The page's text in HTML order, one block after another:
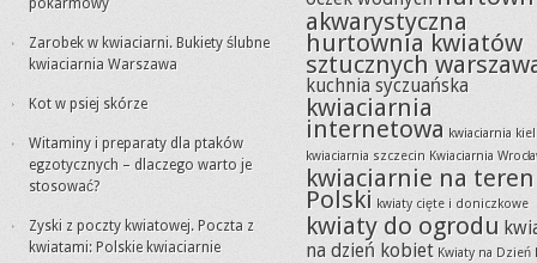
pokarmowy
Zarobek w kwiaciarni. Bukiety ślubne
kwiaciarnia Warszawa
Kot w psiej skórze
Witaminy i preparaty dla ptaków
egzotycznych – dlaczego warto je
stosować?
Zyski z poczty kwiatowej. Poczta z
kwiatami: Polskie kwiaciarnie
akwarystyczna
hurtownia kwiatów
sztucznych
kuchnia syczuańska
kwiaciarnia
internetowa kwiaciarnia
kwiaciarnia szczecin Kwiaciarnia
kwiaciarnie na
Polski kwiaty cięte i doniczkowe
kwiaty do ogrodu
na dzień kobiet Kwiaty na Dzień